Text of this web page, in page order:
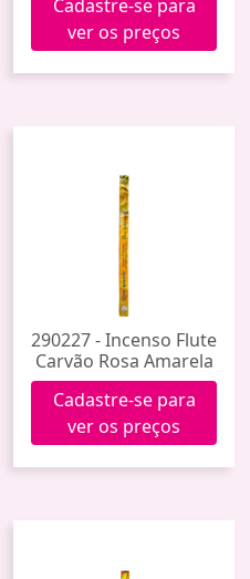
Cadastre-se para
ver os preços
290227 - Incenso Flute
Carvão Rosa Amarela
Cadastre-se para
ver os preços